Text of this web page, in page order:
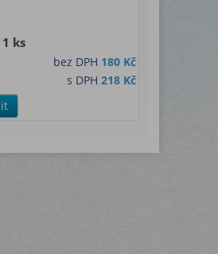
1 ks
bez DPH 180 Kč
s DPH 218 Kč